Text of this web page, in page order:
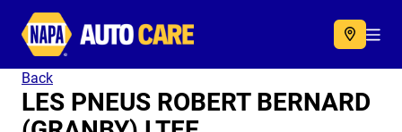
Autocare
Back
LES PNEUS ROBERT BERNARD